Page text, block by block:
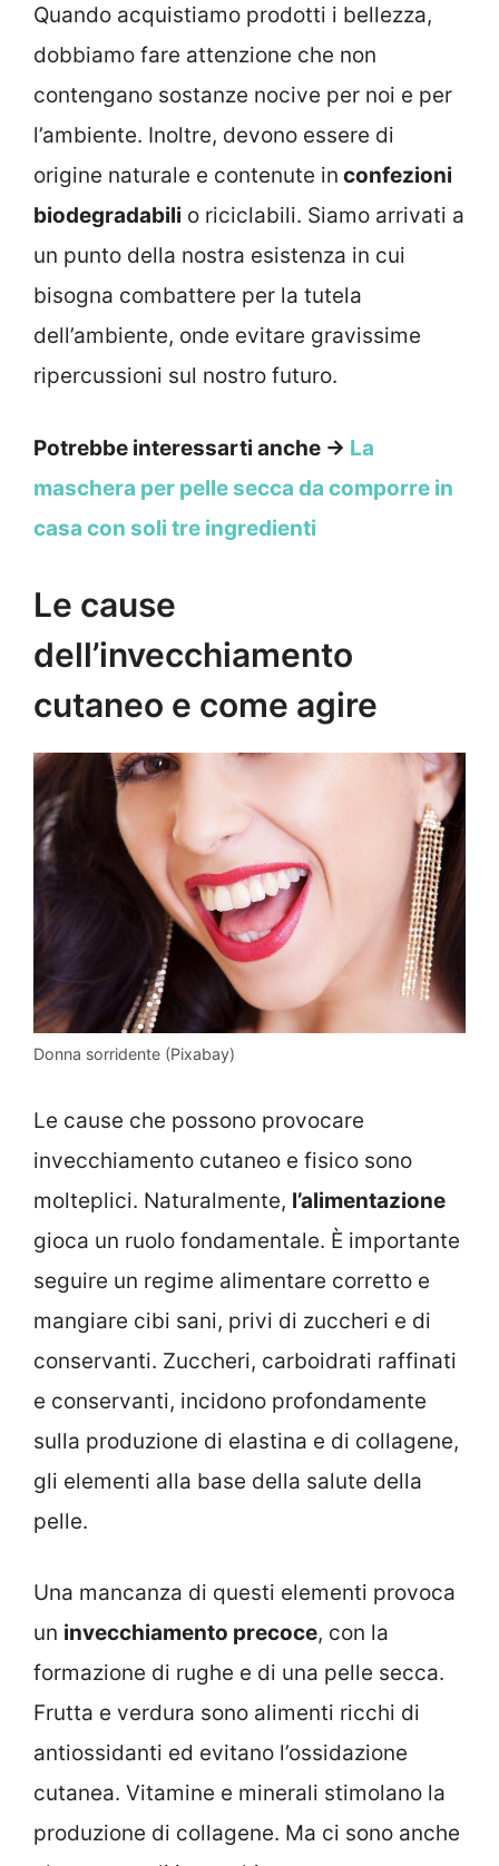
Quando acquistiamo prodotti i bellezza,
dobbiamo fare attenzione che non
contengano sostanze nocive per noi e per
l’ambiente. Inoltre, devono essere di
origine naturale e contenute in confezioni
biodegradabili o riciclabili. Siamo arrivati a
un punto della nostra esistenza in cui
bisogna combattere per la tutela
dell’ambiente, onde evitare gravissime
ripercussioni sul nostro futuro.
Potrebbe interessarti anche → La
maschera per pelle secca da comporre in
casa con soli tre ingredienti
Le cause
dell’invecchiamento
cutaneo e come agire
Donna sorridente (Pixabay)
Le cause che possono provocare
invecchiamento cutaneo e fisico sono
molteplici. Naturalmente, l’alimentazione
gioca un ruolo fondamentale. È importante
seguire un regime alimentare corretto e
mangiare cibi sani, privi di zuccheri e di
conservanti. Zuccheri, carboidrati raffinati
e conservanti, incidono profondamente
sulla produzione di elastina e di collagene,
gli elementi alla base della salute della
pelle.
Una mancanza di questi elementi provoca
un invecchiamento precoce, con la
formazione di rughe e di una pelle secca.
Frutta e verdura sono alimenti ricchi di
antiossidanti ed evitano l’ossidazione
cutanea. Vitamine e minerali stimolano la
produzione di collagene. Ma ci sono anche